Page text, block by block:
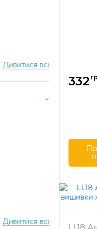
Дивитися всі
Дивитися всі
332
Бренд
Країна
Розмір
LL18